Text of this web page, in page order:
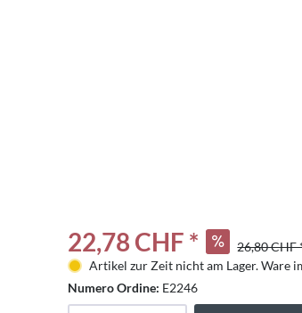
22,78 CHF * 26,80 CHF
Artikel zur Zeit nicht am Lager. Ware
Numero Ordine: E2246